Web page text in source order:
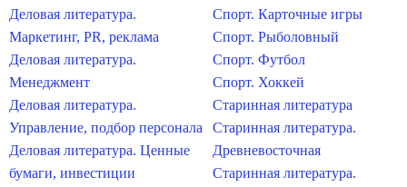
Деловая литература.
Маркетинг, PR, реклама
Деловая литература.
Менеджмент
Деловая литература.
Управление, подбор персонала
Деловая литература. Ценные
бумаги, инвестиции
Спорт. Карточные игры
Спорт. Рыболовный
Спорт. Футбол
Спорт. Хоккей
Старинная литература
Старинная литература.
Древневосточная
Старинная литература.